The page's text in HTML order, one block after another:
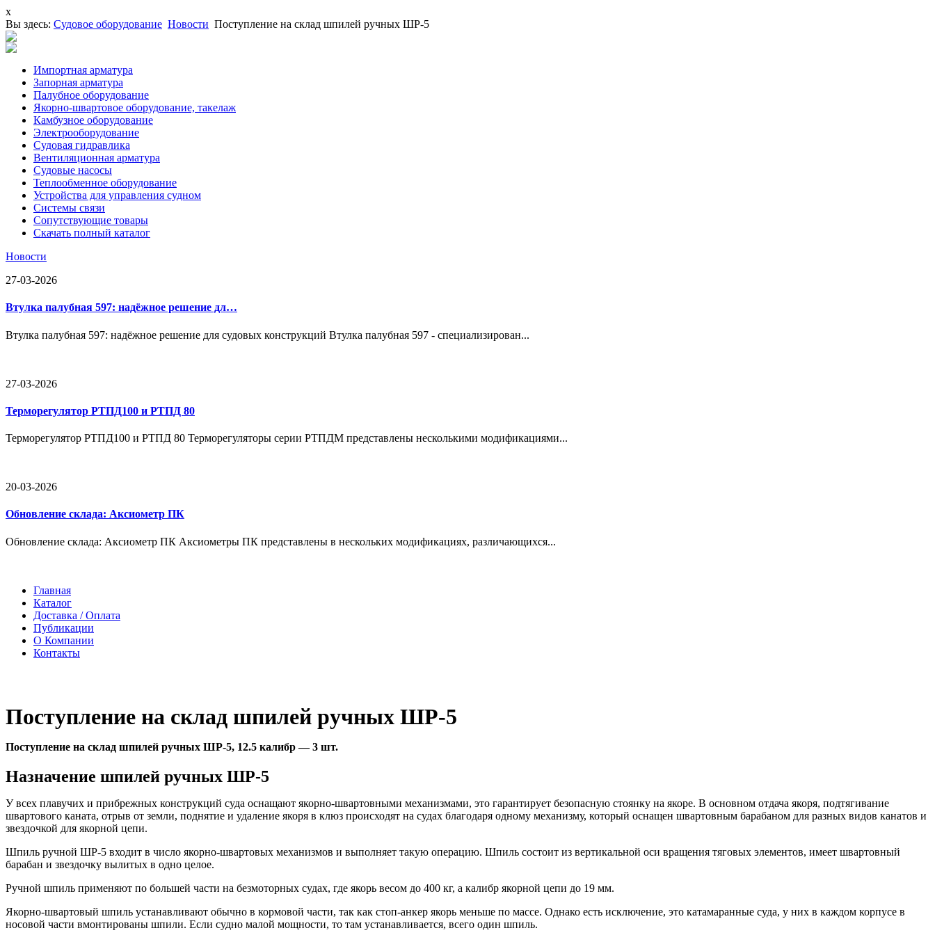
x
Вы здесь: Судовое оборудование Новости Поступление на склад шпилей ручных ШР-5
Импортная арматура
Запорная арматура
Палубное оборудование
Якорно-швартовое оборудование, такелаж
Камбузное оборудование
Электрооборудование
Судовая гидравлика
Вентиляционная арматура
Судовые насосы
Теплообменное оборудование
Устройства для управления судном
Системы связи
Сопутствующие товары
Скачать полный каталог
Новости
27-03-2026
Втулка палубная 597: надёжное решение дл…
Втулка палубная 597: надёжное решение для судовых конструкций Втулка палубная 597 - специализирован...
27-03-2026
Терморегулятор РТПД100 и РТПД 80
Терморегулятор РТПД100 и РТПД 80 Терморегуляторы серии РТПДМ представлены несколькими модификациями...
20-03-2026
Обновление склада: Аксиометр ПК
Обновление склада: Аксиометр ПК Аксиометры ПК представлены в нескольких модификациях, различающихся...
Главная
Каталог
Доставка / Оплата
Публикации
О Компании
Контакты
Поступление на склад шпилей ручных ШР-5
Поступление на склад шпилей ручных ШР-5, 12.5 калибр — 3 шт.
Назначение шпилей ручных ШР-5
У всех плавучих и прибрежных конструкций суда оснащают якорно-швартовными механизмами, это гарантирует безопасную стоянку на якоре. В основном отдача якоря, подтягивание
швартового каната, отрыв от земли, поднятие и удаление якоря в клюз происходят на судах благодаря одному механизму, который оснащен швартовным барабаном для разных видов канатов и
звездочкой для якорной цепи.
Шпиль ручной ШР-5 входит в число якорно-швартовых механизмов и выполняет такую операцию. Шпиль состоит из вертикальной оси вращения тяговых элементов, имеет швартовный
барабан и звездочку вылитых в одно целое.
Ручной шпиль применяют по большей части на безмоторных судах, где якорь весом до 400 кг, а калибр якорной цепи до 19 мм.
Якорно-швартовый шпиль устанавливают обычно в кормовой части, так как стоп-анкер якорь меньше по массе. Однако есть исключение, это катамаранные суда, у них в каждом корпусе в
носовой части вмонтированы шпили. Если судно малой мощности, то там устанавливается, всего один шпиль.